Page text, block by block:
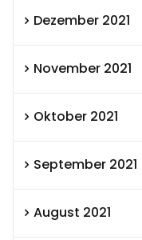
Dezember 2021
November 2021
Oktober 2021
September 2021
August 2021